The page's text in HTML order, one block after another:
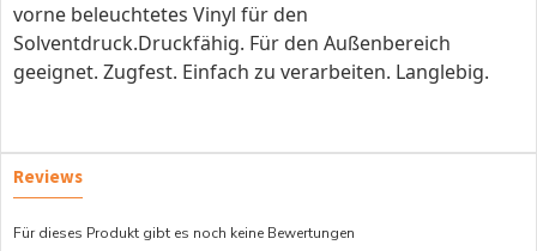
vorne beleuchtetes Vinyl für den
Solventdruck.Druckfähig. Für den Außenbereich
geeignet. Zugfest. Einfach zu verarbeiten. Langlebig.
Reviews
Für dieses Produkt gibt es noch keine Bewertungen